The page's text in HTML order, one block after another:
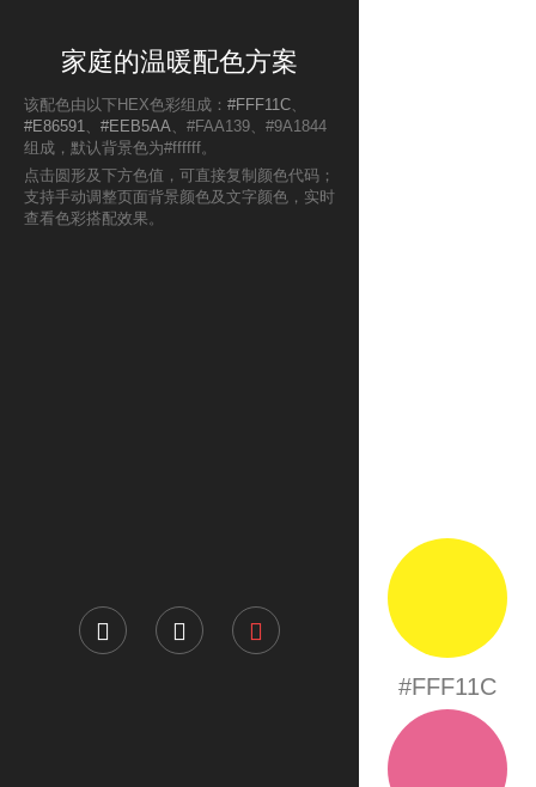
家庭的温暖配色方案
该配色由以下HEX色彩组成： #FFF11C、
#E86591、 #EEB5AA、#FAA139、#9A1844
组成，默认背景色为#ffffff。
点击圆形及下方色值，可直接复制颜色代码；
支持手动调整页面背景颜色及文字颜色，实时
查看色彩搭配效果。
#FFF11C